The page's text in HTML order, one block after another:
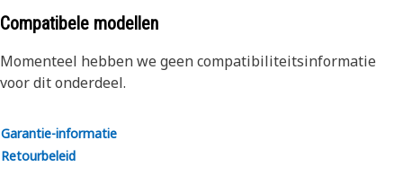
Compatibele modellen
Momenteel hebben we geen compatibiliteitsinformatie
voor dit onderdeel.
Garantie-informatie
Retourbeleid